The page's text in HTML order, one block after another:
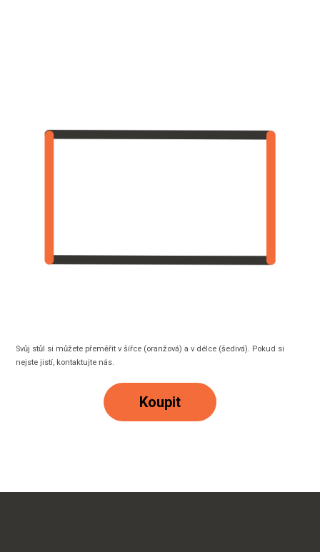
Svůj stůl si můžete přeměřit v šířce (oranžová) a v délce (šedivá). Pokud si
nejste jistí, kontaktujte nás.
Koupit